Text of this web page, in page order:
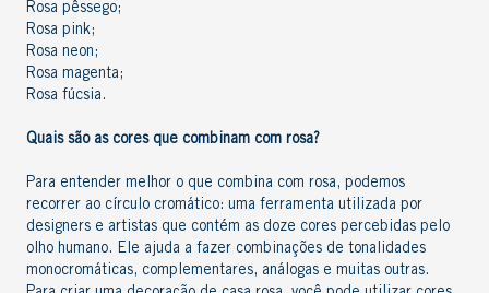
Rosa pêssego;
Rosa pink;
Rosa neon;
Rosa magenta;
Rosa fúcsia.
Quais são as cores que combinam com rosa?
Para entender melhor o que combina com rosa , podemos
recorrer ao círculo cromático: uma ferramenta utilizada por
designers e artistas que contém as doze cores percebidas pelo
olho humano. Ele ajuda a fazer combinações de tonalidades
monocromáticas, complementares, análogas e muitas outras.